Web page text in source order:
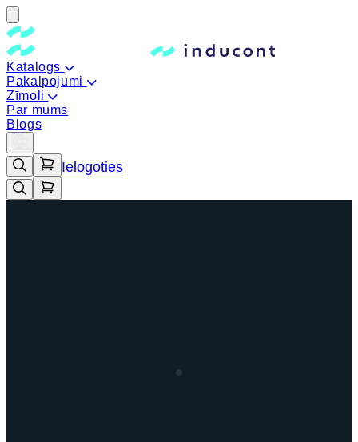
Katalogs
Pakalpojumi
Zīmoli
Par mums
Blogs
Ielogoties